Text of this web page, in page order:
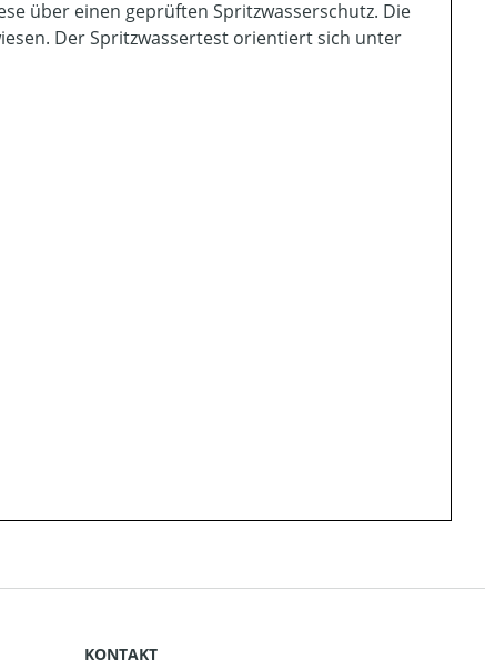
über einen geprüften Spritzwasserschutz. Die
Der Spritzwassertest orientiert sich unter
KONTAKT